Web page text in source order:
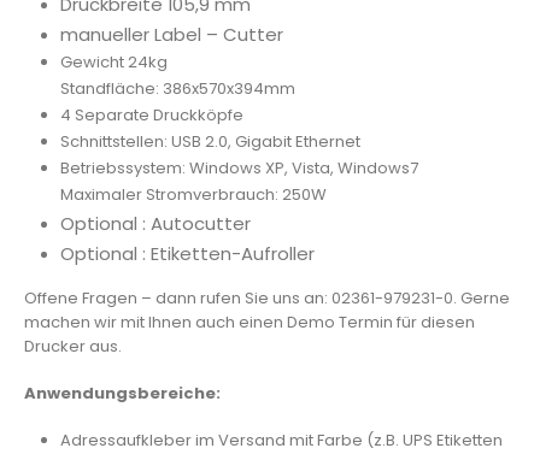
manueller Label – Cutter
Gewicht 24kg
Standfläche: 386x570x394mm
4 Separate Druckköpfe
Schnittstellen: USB 2.0, Gigabit Ethernet
Betriebssystem: Windows XP, Vista, Windows7
Maximaler Stromverbrauch: 250W
Optional : Autocutter
Optional : Etiketten-Aufroller
Offene Fragen – dann rufen Sie uns an: 02361-979231-0. Gerne
machen wir mit Ihnen auch einen Demo Termin für diesen
Drucker aus.
Anwendungsbereiche:
Adressaufkleber im Versand mit Farbe (z.B. UPS Etiketten